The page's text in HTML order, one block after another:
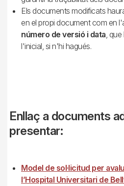
Els documents modificats
en el propi document com en
número de versió i data,
l'inicial, si n'hi hagués.
Enllaç a documents
presentar:
Model de sol·licitud per
l’Hospital Universitari de